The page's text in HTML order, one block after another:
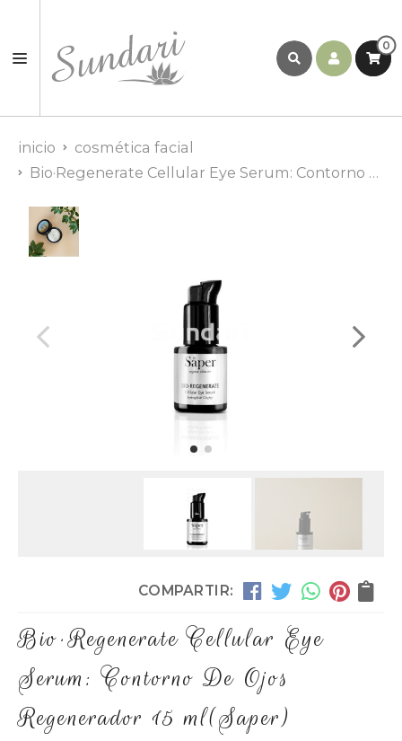
0
inicio
cosmética facial
Bio·Regenerate Cellular Eye Serum: Contorno De Ojos Regenerador 15 ml
COMPARTIR:
Bio·Regenerate Cellular Eye
Serum: Contorno De Ojos
Regenerador 15 ml(Saper)